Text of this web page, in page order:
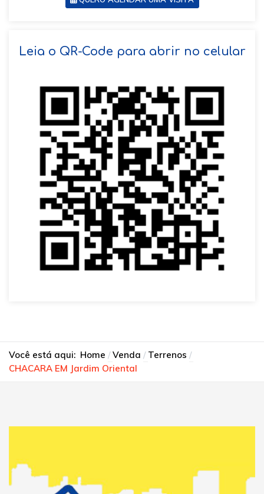
Leia o QR-Code para abrir no celular
Você está aqui: Home Venda
Terrenos
CHACARA EM Jardim Oriental